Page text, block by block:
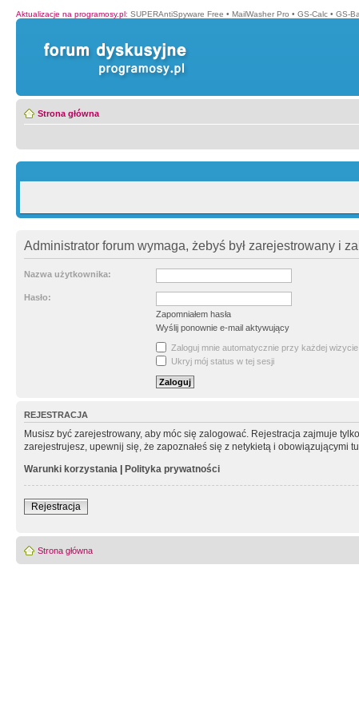
Aktualizacje na programosy.pl: SUPERAntiSpyware Free • MailWasher Pro • GS-Calc • GS-
Strona główna
Administrator forum wymaga, żebyś był zarejestrowany i
Nazwa użytkownika:
Hasło:
Zapomniałem hasła
Wyślij ponownie e-mail aktywujący
Zaloguj mnie automatycznie przy każdej wizycie
Ukryj mój status w tej sesji
REJESTRACJA
Musisz być zarejestrowany, aby móc się zalogować. Rejestracja zajmuje
zarejestrujesz, upewnij się, że zapoznałeś się z netykietą i obowiązującymi
Warunki korzystania | Polityka prywatności
Rejestracja
Strona główna